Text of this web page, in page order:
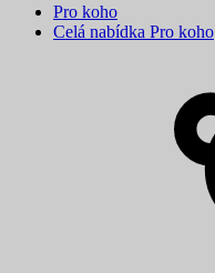
Pro koho
Celá nabídka Pro koho